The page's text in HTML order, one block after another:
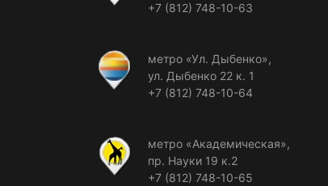
+7 (812) 748-10-63
метро «Ул. Дыбенко»,
ул. Дыбенко 22 к. 1
+7 (812) 748-10-64
метро «Академическая»,
пр. Науки 19 к.2
+7 (812) 748-10-65